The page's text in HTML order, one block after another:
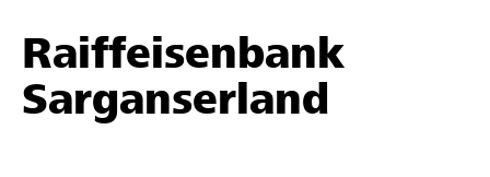
Sostenere
Aiuto & supporto
Trova progetti e organizzazioni
Raiffeisenbank
Sarganserland